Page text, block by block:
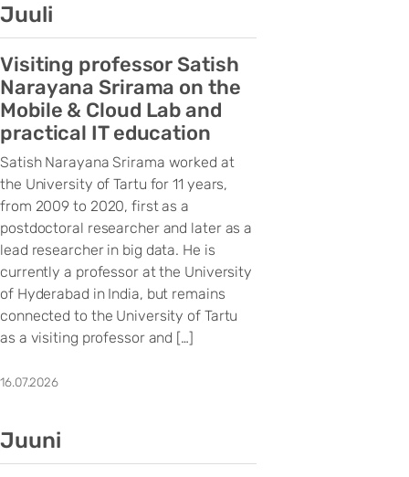
Juuli
Visiting professor Satish
Narayana Srirama on the
Mobile & Cloud Lab and
practical IT education
Satish Narayana Srirama worked at
the University of Tartu for 11 years,
from 2009 to 2020, first as a
postdoctoral researcher and later as a
lead researcher in big data. He is
currently a professor at the University
of Hyderabad in India, but remains
connected to the University of Tartu
as a visiting professor and […]
16.07.2026
Juuni